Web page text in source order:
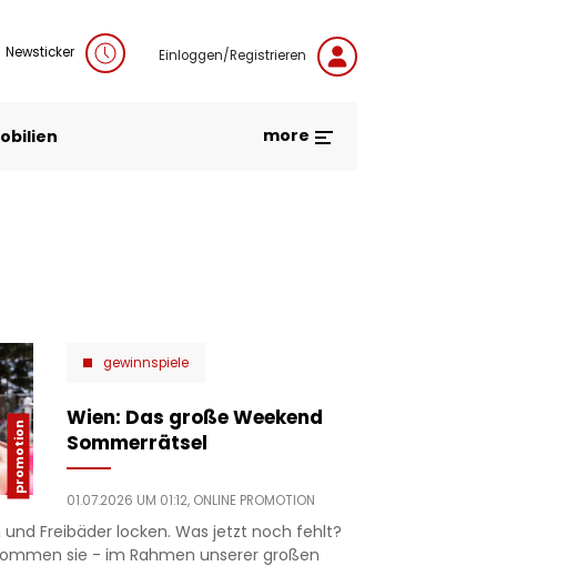
Newsticker Einloggen/Registrieren
more
gewinnspiele
Wien: Das große Weekend
Sommerrätsel
01.07.2026 UM 01:12, ONLINE PROMOTION
Freibäder locken. Was jetzt noch fehlt?
sie - im Rahmen unserer großen